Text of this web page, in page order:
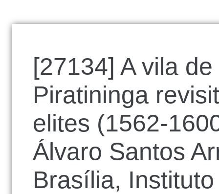
[27134] A vila
Piratininga
elites (1562-
Álvaro Santos
Brasília,